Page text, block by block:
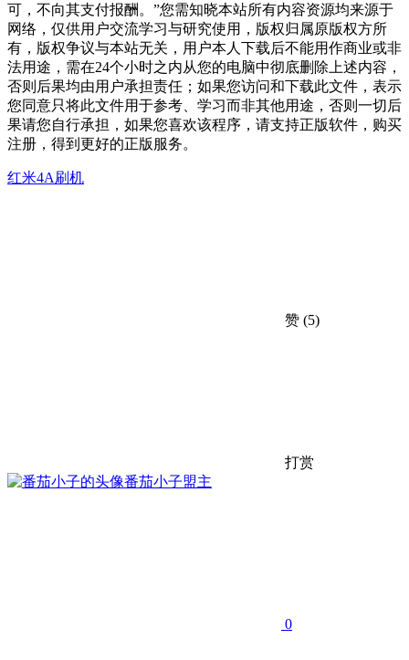
可，不向其支付报酬。”您需知晓本站所有内容资源均来源于
网络，仅供用户交流学习与研究使用，版权归属原版权方所
有，版权争议与本站无关，用户本人下载后不能用作商业或非
法用途，需在24个小时之内从您的电脑中彻底删除上述内容，
否则后果均由用户承担责任；如果您访问和下载此文件，表示
您同意只将此文件用于参考、学习而非其他用途，否则一切后
果请您自行承担，如果您喜欢该程序，请支持正版软件，购买
注册，得到更好的正版服务。
红米4A刷机
赞 (5)
打赏
番茄小子盟主
0